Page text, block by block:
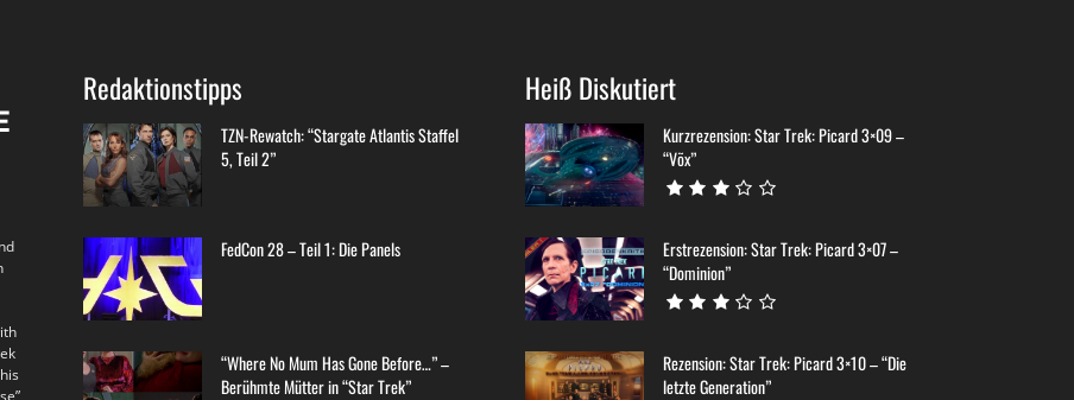
Redaktionstipps
TZN-Rewatch: “Stargate Atlantis Staffel
5, Teil 2”
FedCon 28 – Teil 1: Die Panels
“Where No Mum Has Gone Before…” –
Berühmte Mütter in “Star Trek”
Heiß Diskutiert
Kurzrezension: Star Trek: Picard 3×09 –
“Võx”
Erstrezension: Star Trek: Picard 3×07 –
“Dominion”
Rezension: Star Trek: Picard 3×10 – “Die
letzte Generation”